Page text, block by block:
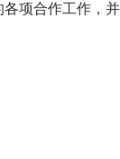
项合作工作，